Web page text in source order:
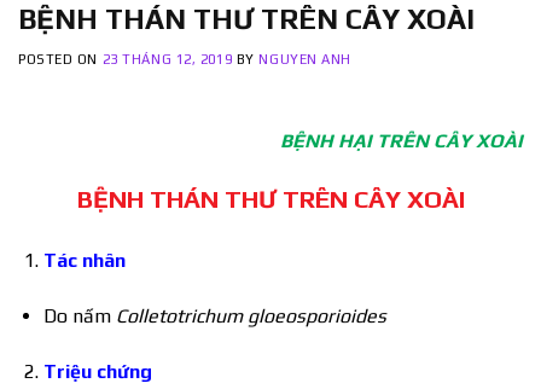
BỆNH THÁN THƯ TRÊN CÂY XOÀI
POSTED ON 23 THÁNG 12, 2019 BYNGUYEN ANH
BỆNH HẠI TRÊN CÂY XOÀI
BỆNH THÁN THƯ TRÊN CÂY XOÀI
Tác nhân
Do nấm Colletotrichum gloeosporioides
Triệu chứng